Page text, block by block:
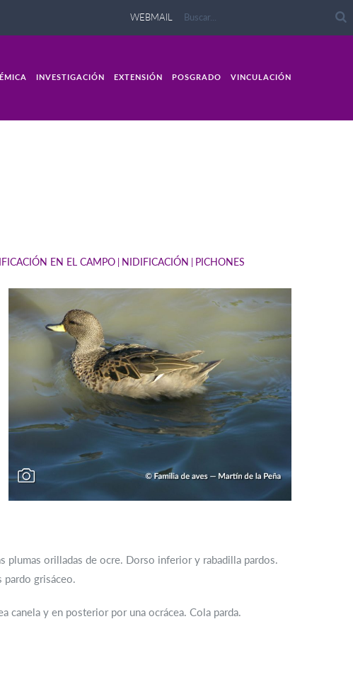
WEBMAIL
INVESTIGACIÓN EXTENSIÓN POSGRADO VINCULACIÓN
EN EL CAMPO NIDIFICACIÓN PICHONES
plumas orilladas de ocre. Dorso inferior y rabadilla pardos.
pardo grisáceo.
canela y en posterior por una ocrácea. Cola parda.